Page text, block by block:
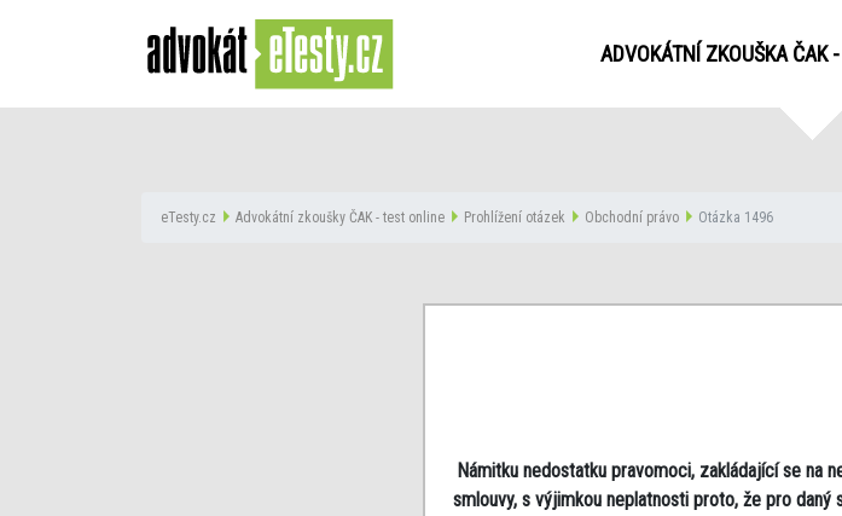
ADVOKÁTNÍ ZKOUŠKA ČAK
eTesty.cz Advokátní zkoušky ČAK - test online Prohlížení otázek Obchodní právo Otázka 1496
Námitku nedostatku pravomoci, zakládající se na
smlouvy, s výjimkou neplatnosti proto, že pro